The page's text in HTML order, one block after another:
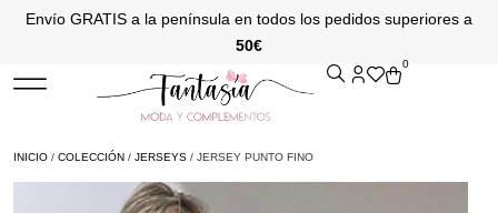
Envío GRATIS a la península en todos los pedidos superiores a
50€
0
INICIO / COLECCIÓN / JERSEYS / JERSEY PUNTO FINO